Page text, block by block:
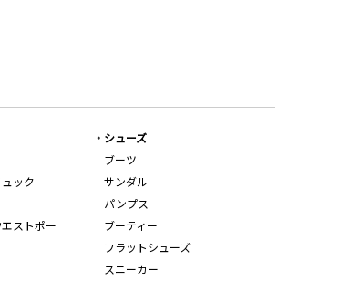
ック
ストポー
シューズ
ブーツ
サンダル
パンプス
ブーティー
フラットシューズ
スニーカー